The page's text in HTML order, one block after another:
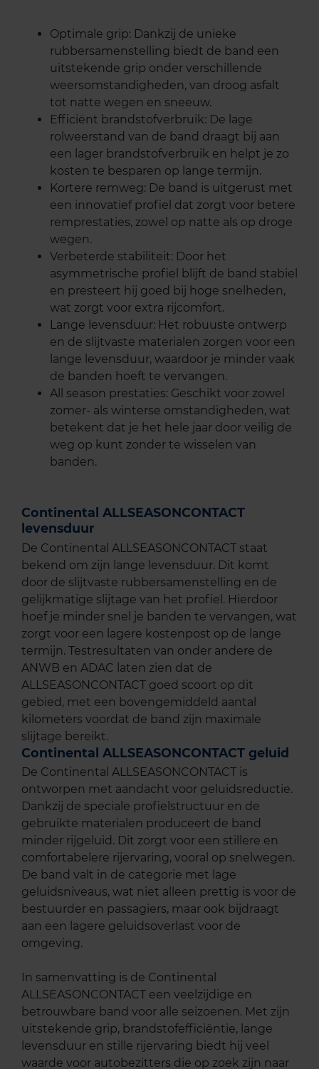
Optimale grip: Dankzij de unieke
rubbersamenstelling biedt de band een
uitstekende grip onder verschillende
weersomstandigheden, van droog asfalt
tot natte wegen en sneeuw.
Efficiënt brandstofverbruik: De lage
rolweerstand van de band draagt bij aan
een lager brandstofverbruik en helpt je zo
kosten te besparen op lange termijn.
Kortere remweg: De band is uitgerust met
een innovatief profiel dat zorgt voor betere
remprestaties, zowel op natte als op droge
wegen.
Verbeterde stabiliteit: Door het
asymmetrische profiel blijft de band stabiel
en presteert hij goed bij hoge snelheden,
wat zorgt voor extra rijcomfort.
Lange levensduur: Het robuuste ontwerp
en de slijtvaste materialen zorgen voor een
lange levensduur, waardoor je minder vaak
de banden hoeft te vervangen.
All season prestaties: Geschikt voor zowel
zomer- als winterse omstandigheden, wat
betekent dat je het hele jaar door veilig de
weg op kunt zonder te wisselen van
banden.
Continental ALLSEASONCONTACT
levensduur
De Continental ALLSEASONCONTACT staat
bekend om zijn lange levensduur. Dit komt
door de slijtvaste rubbersamenstelling en de
gelijkmatige slijtage van het profiel. Hierdoor
hoef je minder snel je banden te vervangen, wat
zorgt voor een lagere kostenpost op de lange
termijn. Testresultaten van onder andere de
ANWB en ADAC laten zien dat de
ALLSEASONCONTACT goed scoort op dit
gebied, met een bovengemiddeld aantal
kilometers voordat de band zijn maximale
slijtage bereikt.
Continental ALLSEASONCONTACT geluid
De Continental ALLSEASONCONTACT is
ontworpen met aandacht voor geluidsreductie.
Dankzij de speciale profielstructuur en de
gebruikte materialen produceert de band
minder rijgeluid. Dit zorgt voor een stillere en
comfortabelere rijervaring, vooral op snelwegen.
De band valt in de categorie met lage
geluidsniveaus, wat niet alleen prettig is voor de
bestuurder en passagiers, maar ook bijdraagt
aan een lagere geluidsoverlast voor de
omgeving.
In samenvatting is de Continental
ALLSEASONCONTACT een veelzijdige en
betrouwbare band voor alle seizoenen. Met zijn
uitstekende grip, brandstofefficiëntie, lange
levensduur en stille rijervaring biedt hij veel
waarde voor autobezitters die op zoek zijn naar